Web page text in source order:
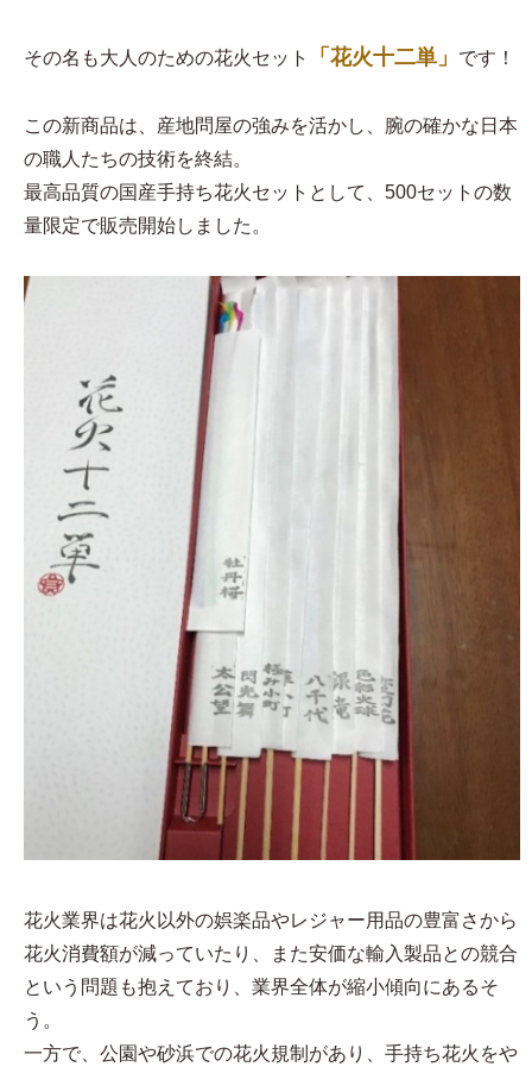
その名も大人のための花火セット 「花火十二単」 です！
この新商品は、産地問屋の強みを活かし、腕の確かな日本
の職人たちの技術を終結。
最高品質の国産手持ち花火セットとして、500セットの数
量限定で販売開始しました。
花火業界は花火以外の娯楽品やレジャー用品の豊富さから
花火消費額が減っていたり、また安価な輸入製品との競合
という問題も抱えており、業界全体が縮小傾向にあるそ
う。
一方で、公園や砂浜での花火規制があり、手持ち花火をや